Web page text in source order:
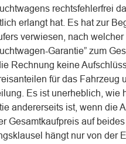
rechtsfehlerfrei
erlangt hat. Es hat zur
verwiesen, nach
Garantie” zum
Rechnung keine
für das Fahrzeug
Es ist unerheblich, wie
andererseits ist, wenn die
Gesamtkaufpreis auf
hängt nur von der